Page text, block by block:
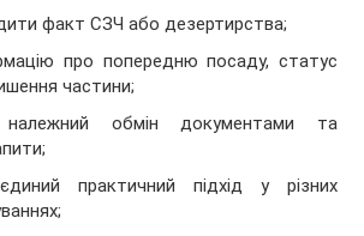
факт СЗЧ або дезертирства;
про попередню посаду, статус
частини;
належний обмін документами та
практичний підхід у різних